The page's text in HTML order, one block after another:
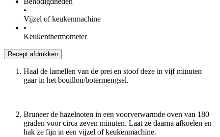
•
Vijzel of keukenmachine
•
Keukenthermometer
Recept afdrukken
Haal de lamellen van de prei en stoof deze in vijf minuten
gaar in het bouillon/botermengsel.
Bruneer de hazelnoten in een voorverwarmde oven van 180
graden voor circa zeven minuten. Laat ze daarna afkoelen en
hak ze fijn in een vijzel of keukenmachine.